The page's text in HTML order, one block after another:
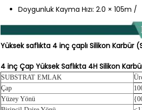
Doygunluk Kayma Hızı: 2.0 × 105m /
Yüksek saflıkta 4 inç çaplı Silikon Karbür
4 inç Çap Yüksek Saflıkta 4H Silikon
SUBSTRAT EMLAK
Çap
Yüzey Yönü